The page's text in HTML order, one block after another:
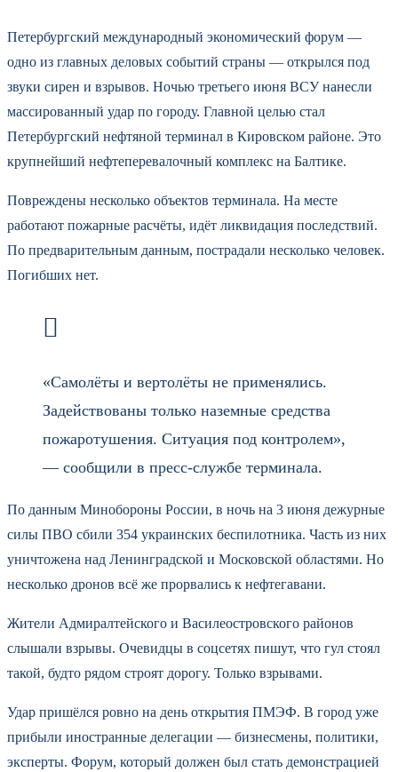
Петербургский международный экономический форум —
одно из главных деловых событий страны — открылся под
звуки сирен и взрывов. Ночью третьего июня ВСУ нанесли
массированный удар по городу. Главной целью стал
Петербургский нефтяной терминал в Кировском районе. Это
крупнейший нефтеперевалочный комплекс на Балтике.
Повреждены несколько объектов терминала. На месте
работают пожарные расчёты, идёт ликвидация последствий.
По предварительным данным, пострадали несколько человек.
Погибших нет.
«Самолёты и вертолёты не применялись.
Задействованы только наземные средства
пожаротушения. Ситуация под контролем»,
— сообщили в пресс-службе терминала.
По данным Минобороны России, в ночь на 3 июня дежурные
силы ПВО сбили 354 украинских беспилотника. Часть из них
уничтожена над Ленинградской и Московской областями. Но
несколько дронов всё же прорвались к нефтегавани.
Жители Адмиралтейского и Василеостровского районов
слышали взрывы. Очевидцы в соцсетях пишут, что гул стоял
такой, будто рядом строят дорогу. Только взрывами.
Удар пришёлся ровно на день открытия ПМЭФ. В город уже
прибыли иностранные делегации — бизнесмены, политики,
эксперты. Форум, который должен был стать демонстрацией